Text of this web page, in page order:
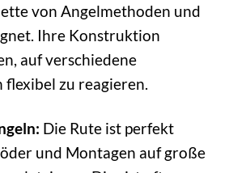
von Angelmethoden und
Ihre Konstruktion
auf verschiedene
zu reagieren.
Die Rute ist perfekt
und Montagen auf große